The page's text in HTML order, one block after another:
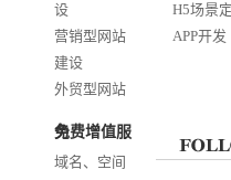
设
营销型网站
建设
外贸型网站
商城网站开
发
H5场景
APP开发
免费增值服务
域名、空间